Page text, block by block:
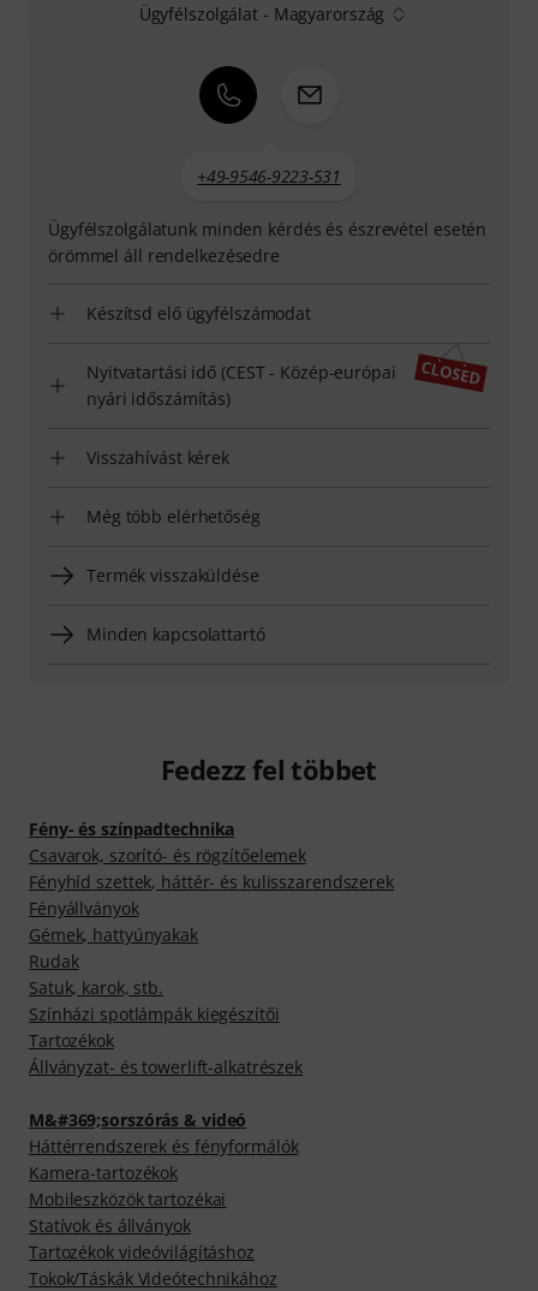
Ügyfélszolgálat - Magyarország
+49-9546-9223-531
Ügyfélszolgálatunk minden kérdés és észrevétel esetén
örömmel áll rendelkezésedre
Készítsd elő ügyfélszámodat
Nyitvatartási idő (CEST - Közép-európai
nyári időszámítás)
Visszahívást kérek
Még több elérhetőség
Termék visszaküldése
Minden kapcsolattartó
Fedezz fel többet
Fény- és színpadtechnika
Csavarok, szorító- és rögzítőelemek
Fényhíd szettek, háttér- és kulisszarendszerek
Fényállványok
Gémek, hattyúnyakak
Rudak
Satuk, karok, stb.
Színházi spotlámpák kiegészítői
Tartozékok
Állványzat- és towerlift-alkatrészek
M&#369;sorszórás & videó
Háttérrendszerek és fényformálók
Kamera-tartozékok
Mobileszközök tartozékai
Statívok és állványok
Tartozékok videóvilágításhoz
Tokok/Táskák Videótechnikához